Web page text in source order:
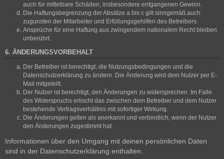
auch für mittelbare Schäden, insbesondere entgangenen Gewinn.
Die Haftungsbegrenzung der Absätze a bis c gilt sinngemäß auch
zugunsten der Mitarbeiter und Erfüllungsgehilfen des Betreibers.
Ansprüche für eine Haftung aus zwingendem nationalem Recht bleiben
unberührt.
6. ÄNDERUNGSVORBEHALT
Der Betreiber ist berechtigt, die Nutzungsbedingungen und die
Datenschutzerklärung zu ändern. Die Änderung wird dem Nutzer per E-
Mail mitgeteilt.
Der Nutzer ist berechtigt, den Änderungen zu widersprechen. Im Falle
des Widerspruchs erlischt das zwischen dem Betreiber und dem Nutzer
bestehende Vertragsverhältnis mit sofortiger Wirkung.
Die Änderungen gelten als anerkannt und verbindlich, wenn der Nutzer
den Änderungen zugestimmt hat.
Informationen über den Umgang mit deinen persönlichen Daten
sind in der Datenschutzerklärung enthalten.